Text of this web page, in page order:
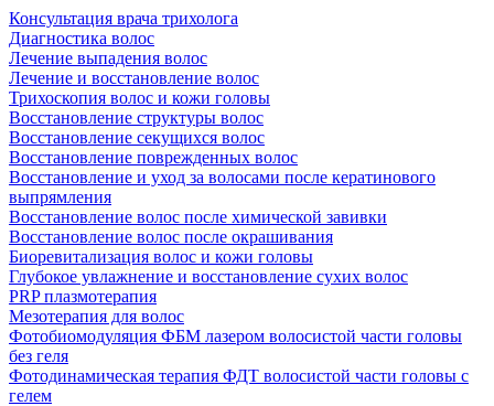
Консультация врача трихолога
Диагностика волос
Лечение выпадения волос
Лечение и восстановление волос
Трихоскопия волос и кожи головы
Восстановление структуры волос
Восстановление секущихся волос
Восстановление поврежденных волос
Восстановление и уход за волосами после кератинового
выпрямления
Восстановление волос после химической завивки
Восстановление волос после окрашивания
Биоревитализация волос и кожи головы
Глубокое увлажнение и восстановление сухих волос
PRP плазмотерапия
Мезотерапия для волос
Фотобиомодуляция ФБМ лазером волосистой части головы
без геля
Фотодинамическая терапия ФДТ волосистой части головы с
гелем